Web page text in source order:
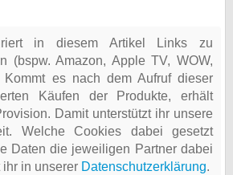
in diesem Artikel Links zu
(bspw. Amazon, Apple TV, WOW,
Kommt es nach dem Aufruf dieser
Käufen der Produkte, erhält
Damit unterstützt ihr unsere
Welche Cookies dabei gesetzt
Daten die jeweiligen Partner dabei
ihr in unserer Datenschutzerklärung.